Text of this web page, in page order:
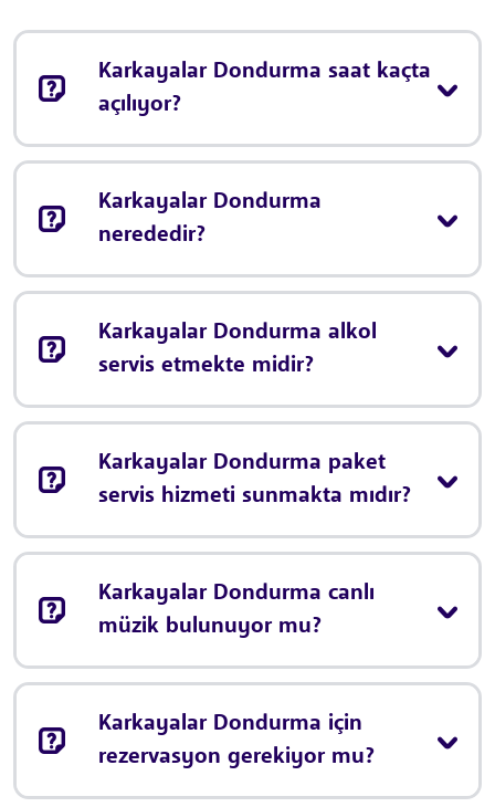
Karkayalar Dondurma saat kaçta
açılıyor?
Karkayalar Dondurma
nerededir?
Karkayalar Dondurma alkol
servis etmekte midir?
Karkayalar Dondurma paket
servis hizmeti sunmakta mıdır?
Karkayalar Dondurma canlı
müzik bulunuyor mu?
Karkayalar Dondurma için
rezervasyon gerekiyor mu?